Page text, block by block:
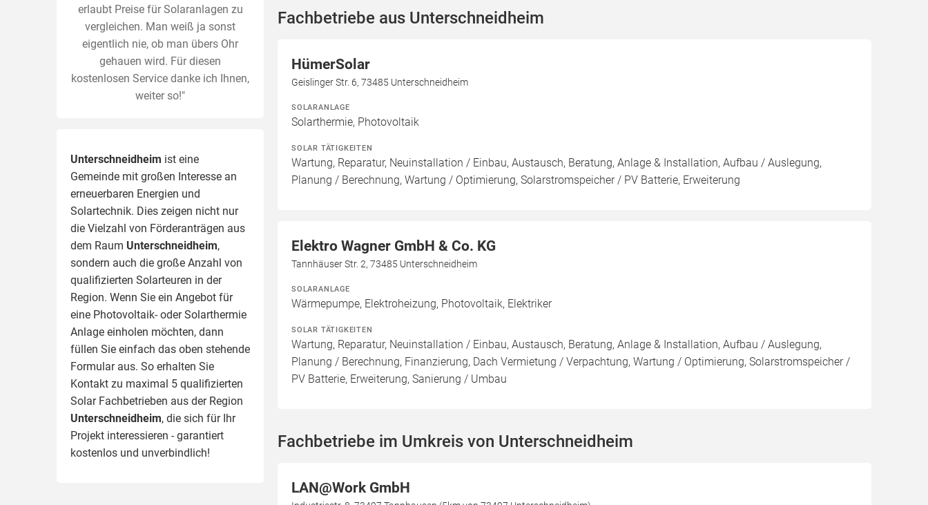
erlaubt Preise für Solaranlagen zu
vergleichen. Man weiß ja sonst
eigentlich nie, ob man übers Ohr
gehauen wird. Für diesen
kostenlosen Service danke ich Ihnen,
weiter so!"
Unterschneidheim ist eine
Gemeinde mit großen Interesse an
erneuerbaren Energien und
Solartechnik. Dies zeigen nicht nur
die Vielzahl von Förderanträgen aus
dem Raum Unterschneidheim,
sondern auch die große Anzahl von
qualifizierten Solarteuren in der
Region. Wenn Sie ein Angebot für
eine Photovoltaik- oder Solarthermie
Anlage einholen möchten, dann
füllen Sie einfach das oben stehende
Formular aus. So erhalten Sie
Kontakt zu maximal 5 qualifizierten
Solar Fachbetrieben aus der Region
Unterschneidheim, die sich für Ihr
Projekt interessieren - garantiert
kostenlos und unverbindlich!
Fachbetriebe aus Unterschneidheim
HümerSolar
Geislinger Str. 6, 73485 Unterschneidheim
SOLARANLAGE
Solarthermie, Photovoltaik
SOLAR TÄTIGKEITEN
Wartung, Reparatur, Neuinstallation / Einbau, Austausch, Beratung, Anlage & Installation, Aufbau / Auslegung,
Planung / Berechnung, Wartung / Optimierung, Solarstromspeicher / PV Batterie, Erweiterung
Elektro Wagner GmbH & Co. KG
Tannhäuser Str. 2, 73485 Unterschneidheim
SOLARANLAGE
Wärmepumpe, Elektroheizung, Photovoltaik, Elektriker
SOLAR TÄTIGKEITEN
Wartung, Reparatur, Neuinstallation / Einbau, Austausch, Beratung, Anlage & Installation, Aufbau / Auslegung,
Planung / Berechnung, Finanzierung, Dach Vermietung / Verpachtung, Wartung / Optimierung, Solarstromspeicher /
PV Batterie, Erweiterung, Sanierung / Umbau
Fachbetriebe im Umkreis von Unterschneidheim
LAN@Work GmbH